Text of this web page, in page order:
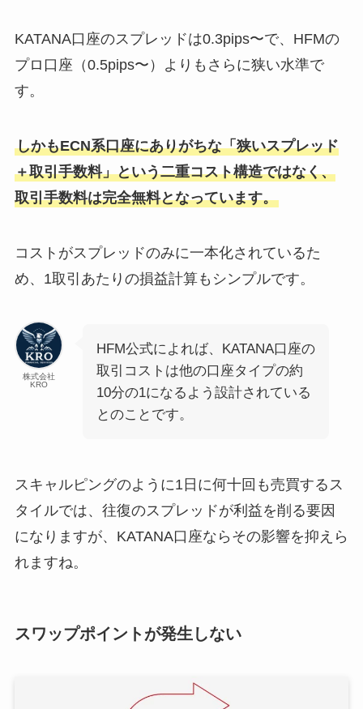
KATANA口座のスプレッドは0.3pips〜で、HFMの
プロ口座（0.5pips〜）よりもさらに狭い水準で
す。
しかもECN系口座にありがちな「狭いスプレッド
＋取引手数料」という二重コスト構造ではなく、
取引手数料は完全無料となっています。
コストがスプレッドのみに一本化されているた
め、1取引あたりの損益計算もシンプルです。
株式会社
KRO
HFM公式によれば、KATANA口座の
取引コストは他の口座タイプの約
10分の1になるよう設計されている
とのことです。
スキャルピングのように1日に何十回も売買するス
タイルでは、往復のスプレッドが利益を削る要因
になりますが、KATANA口座ならその影響を抑えら
れますね。
スワップポイントが発生しない